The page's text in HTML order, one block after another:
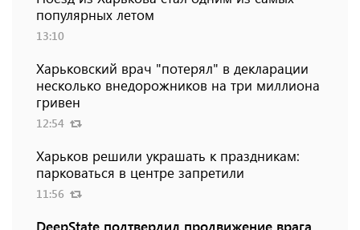
популярных летом
13:10
Харьковский врач "потерял" в декларации
несколько внедорожников на три миллиона
гривен
12:54
Харьков решили украшать к праздникам:
парковаться в центре запретили
11:56
DeepState подтвердил продвижение врага